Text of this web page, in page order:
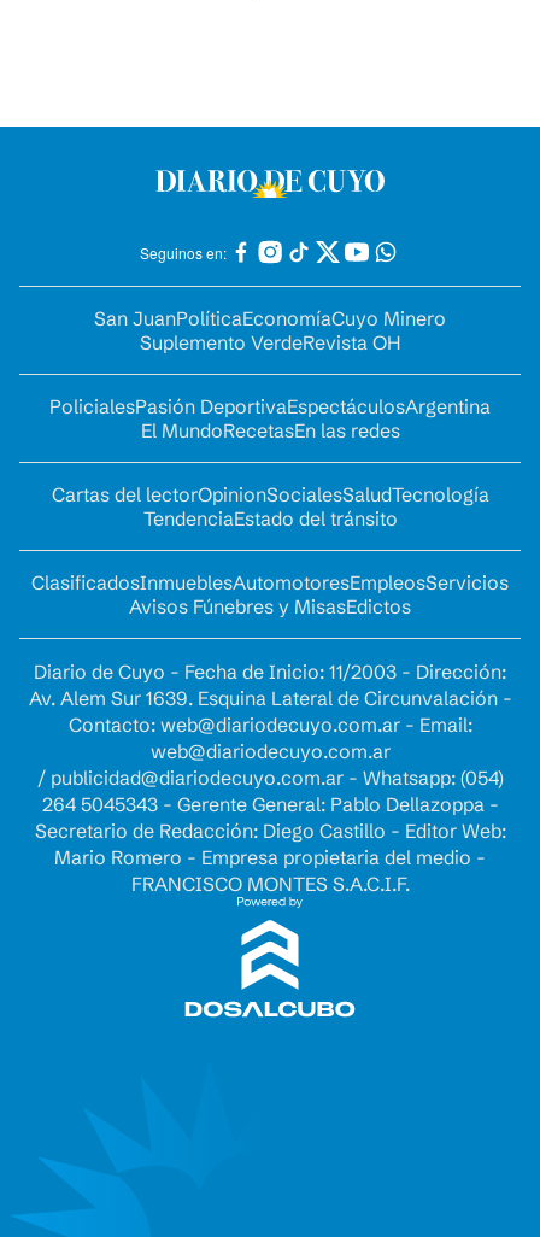
Seguinos en:
San JuanPolíticaEconomíaCuyo Minero
Suplemento VerdeRevista OH
PolicialesPasión DeportivaEspectáculosArgentina
El MundoRecetasEn las redes
Cartas del lectorOpinionSocialesSaludTecnología
TendenciaEstado del tránsito
ClasificadosInmueblesAutomotoresEmpleosServicios
Avisos Fúnebres y MisasEdictos
Diario de Cuyo - Fecha de Inicio: 11/2003 - Dirección:
Av. Alem Sur 1639. Esquina Lateral de Circunvalación -
Contacto: web@diariodecuyo.com.ar- Email:
web@diariodecuyo.com.ar
/ publicidad@diariodecuyo.com.ar- Whatsapp: (054)
264 5045343 - Gerente General: Pablo Dellazoppa -
Secretario de Redacción: Diego Castillo - Editor Web:
Mario Romero - Empresa propietaria del medio -
FRANCISCO MONTES S.A.C.I.F.